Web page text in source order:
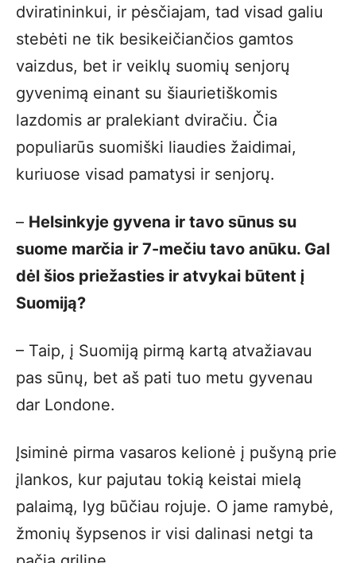
dviratininkui, ir pėsčiajam, tad visad galiu
stebėti ne tik besikeičiančios gamtos
vaizdus, bet ir veiklų suomių senjorų
gyvenimą einant su šiaurietiškomis
lazdomis ar pralekiant dviračiu. Čia
populiarūs suomiški liaudies žaidimai,
kuriuose visad pamatysi ir senjorų.
– Helsinkyje gyvena ir tavo sūnus su
suome marčia ir 7-mečiu tavo anūku. Gal
dėl šios priežasties ir atvykai būtent į
Suomiją?
– Taip, į Suomiją pirmą kartą atvažiavau
pas sūnų, bet aš pati tuo metu gyvenau
dar Londone.
Įsiminė pirma vasaros kelionė į pušyną prie
įlankos, kur pajutau tokią keistai mielą
palaimą, lyg būčiau rojuje. O jame ramybė,
žmonių šypsenos ir visi dalinasi netgi ta